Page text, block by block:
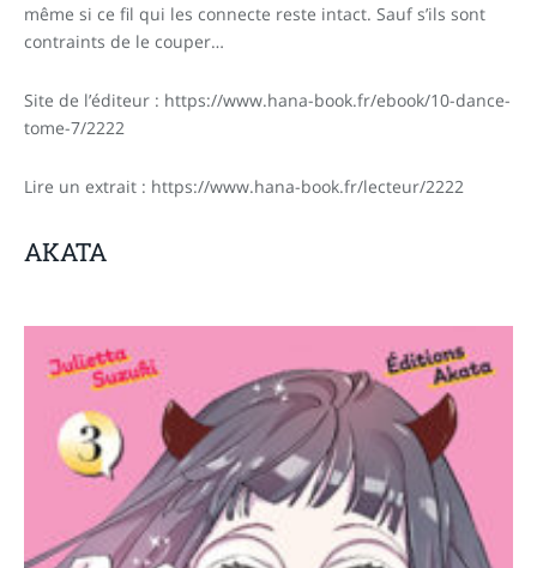
même si ce fil qui les connecte reste intact. Sauf s’ils sont
contraints de le couper…
Site de l’éditeur : https://www.hana-book.fr/ebook/10-dance-
tome-7/2222
Lire un extrait : https://www.hana-book.fr/lecteur/2222
AKATA